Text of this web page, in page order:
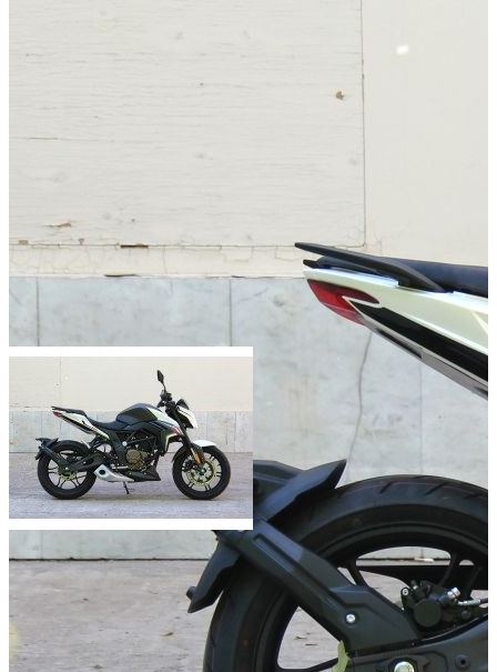
Мощность двигателя (л.с.):
Объём двигателя (куб.см):
Число цилиндров:1
Тип охлаждения: Воздушный
Тип стартера:электрический
Масса (кг):